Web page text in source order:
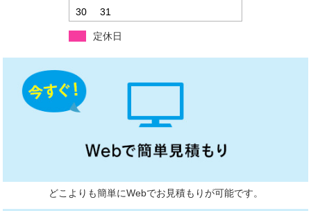
30
31
定休日
どこよりも簡単にWebでお見積もりが可能です。